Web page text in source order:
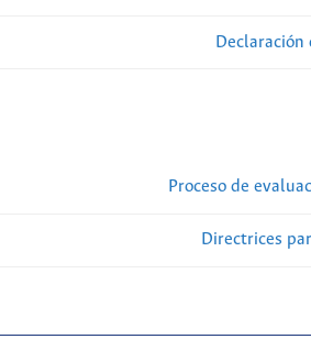
Proceso de
Directrices